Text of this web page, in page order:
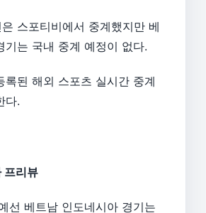
스포티비에서 중계했지만 베
기는 국내 중계 예정이 없다.
록된 해외 스포츠 실시간 중계
다.
프리뷰
선 베트남 인도네시아 경기는